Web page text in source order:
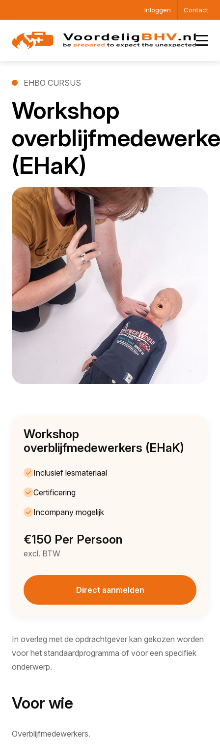
Inloggen Contact
EHBO CURSUS
Workshop
(EHaK)
In overleg met de opdrachtgever kan gekozen worden
voor het standaardprogramma of voor een specifiek
onderwerp.
Voor wie
Overblijfmedewerkers.
Workshop
overblijfmedewerkers (EHaK)
Inclusief lesmateriaal
Certificering
Incompany mogelijk
€150 Per Persoon
excl. BTW
Direct aanmelden